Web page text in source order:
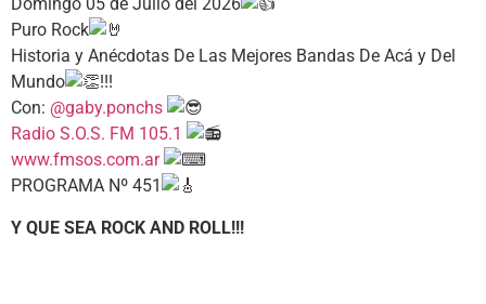
Puro Rock
Historia y Anécdotas De Las Mejores Bandas De Acá y Del
Mundo
!!!
Con: @gaby.ponchs
Radio S.O.S. FM 105.1
www.fmsos.com.ar
PROGRAMA Nº 451
Y QUE SEA ROCK AND ROLL!!!